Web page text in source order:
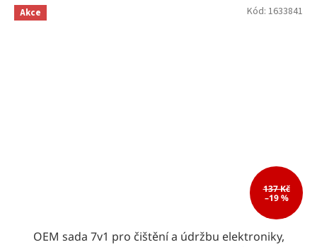
Akce
137 Kč
–19 %
OEM sada 7v1 pro čištění a údržbu elektroniky,
Kód: 1633841